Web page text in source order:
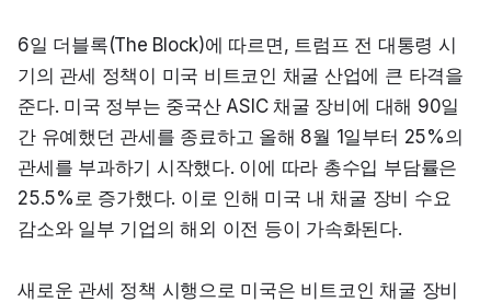
6일 더블록(The Block)에 따르면, 트럼프 전 대통령 시
기의 관세 정책이 미국 비트코인 채굴 산업에 큰 타격을
준다. 미국 정부는 중국산 ASIC 채굴 장비에 대해 90일
간 유예했던 관세를 종료하고 올해 8월 1일부터 25%의
관세를 부과하기 시작했다. 이에 따라 총수입 부담률은
25.5%로 증가했다. 이로 인해 미국 내 채굴 장비 수요
감소와 일부 기업의 해외 이전 등이 가속화된다.
새로운 관세 정책 시행으로 미국은 비트코인 채굴 장비